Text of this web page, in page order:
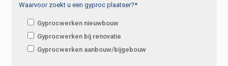
Waarvoor zoekt u een gyproc plaatser?*
Gyprocwerken nieuwbouw
Gyprocwerken bij renovatie
Gyprocwerken aanbouw/bijgebouw